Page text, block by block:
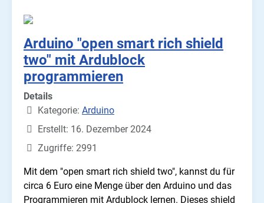
Arduino "open smart rich shield
two" mit Ardublock
programmieren
Details
Kategorie: Arduino
Erstellt: 16. Dezember 2024
Zugriffe: 2991
Mit dem "open smart rich shield two", kannst du für
circa 6 Euro eine Menge über den Arduino und das
Programmieren mit Ardublock lernen. Dieses shield